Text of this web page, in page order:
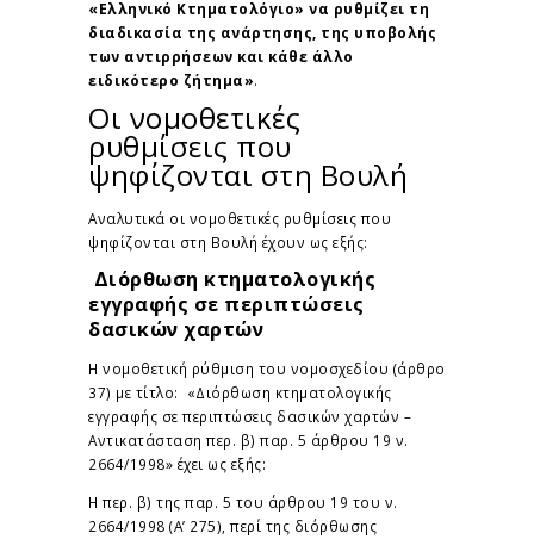
«Ελληνικό Κτηματολόγιο» να ρυθμίζει τη
διαδικασία της ανάρτησης, της υποβολής
των αντιρρήσεων και κάθε άλλο
ειδικότερο ζήτημα».
Οι νομοθετικές
ρυθμίσεις που
ψηφίζονται στη Βουλή
Αναλυτικά οι νομοθετικές ρυθμίσεις που
ψηφίζονται στη Βουλή έχουν ως εξής:
Διόρθωση κτηματολογικής
εγγραφής σε περιπτώσεις
δασικών χαρτών
Η νομοθετική ρύθμιση του νομοσχεδίου (άρθρο
37) με τίτλο: «Διόρθωση κτηματολογικής
εγγραφής σε περιπτώσεις δασικών χαρτών –
Αντικατάσταση περ. β) παρ. 5 άρθρου 19 ν.
2664/1998» έχει ως εξής:
Η περ. β) της παρ. 5 του άρθρου 19 του ν.
2664/1998 (Α’ 275), περί της διόρθωσης